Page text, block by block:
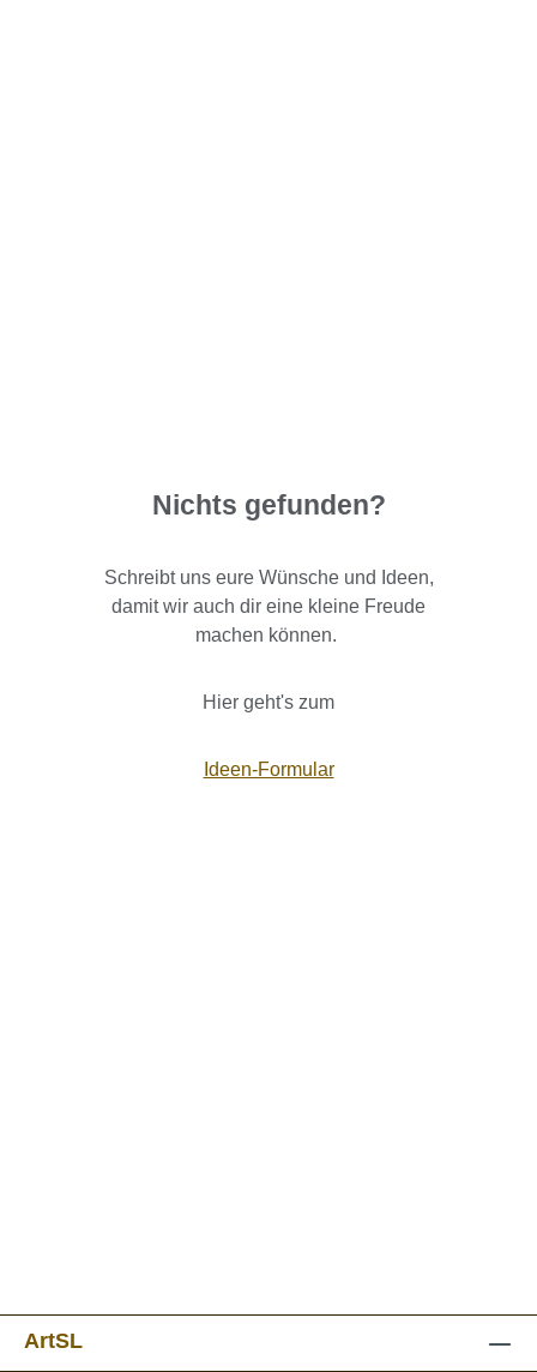
Nichts gefunden?
Schreibt uns eure Wünsche und Ideen,
damit wir auch dir eine kleine Freude
machen können.
Hier geht's zum
Ideen-Formular
ArtSL